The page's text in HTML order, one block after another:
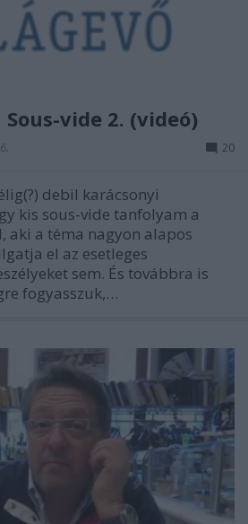
Sous-vide 2. (videó)
20
debil karácsonyi
kis sous-vide tanfolyam a
aki a téma nagyon alapos
el az esetleges
sem. És továbbra is
fogyasszuk,…